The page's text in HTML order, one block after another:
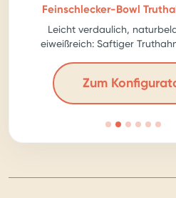
Feinschlecker-Bowl
Leicht verdaulich,
eiweißreich: Saftiger
Zum